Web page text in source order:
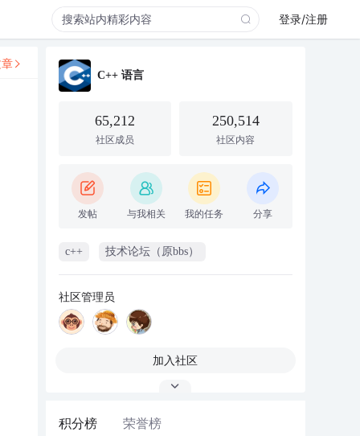
登录/注册
C++ 语言
65,212
社区成员
250,514
社区内容
发帖 与我相关 我的任务 分享
c++ 技术论坛（原bbs）
社区管理员
加入社区
积分榜 荣誉榜